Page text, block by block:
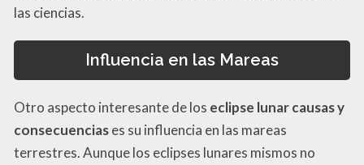
las ciencias.
Influencia en las Mareas
Otro aspecto interesante de los eclipse lunar causas y
consecuenciases su influencia en las mareas
terrestres. Aunque los eclipses lunares mismos no